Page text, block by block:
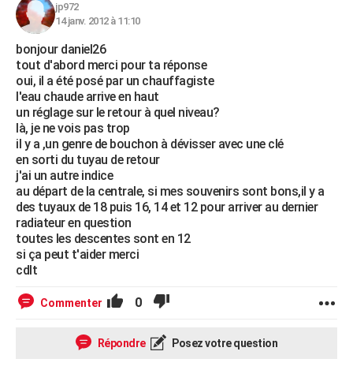
jp972
14 janv. 2012 à 11:10
bonjour daniel26
tout d'abord merci pour ta réponse
oui, il a été posé par un chauffagiste
l'eau chaude arrive en haut
un réglage sur le retour à quel niveau?
là, je ne vois pas trop
il y a ,un genre de bouchon à dévisser avec une clé
en sorti du tuyau de retour
j'ai un autre indice
au départ de la centrale, si mes souvenirs sont bons,il y a
des tuyaux de 18 puis 16, 14 et 12 pour arriver au dernier
radiateur en question
toutes les descentes sont en 12
si ça peut t'aider merci
cdlt
Commenter 0
Répondre Posez votre question